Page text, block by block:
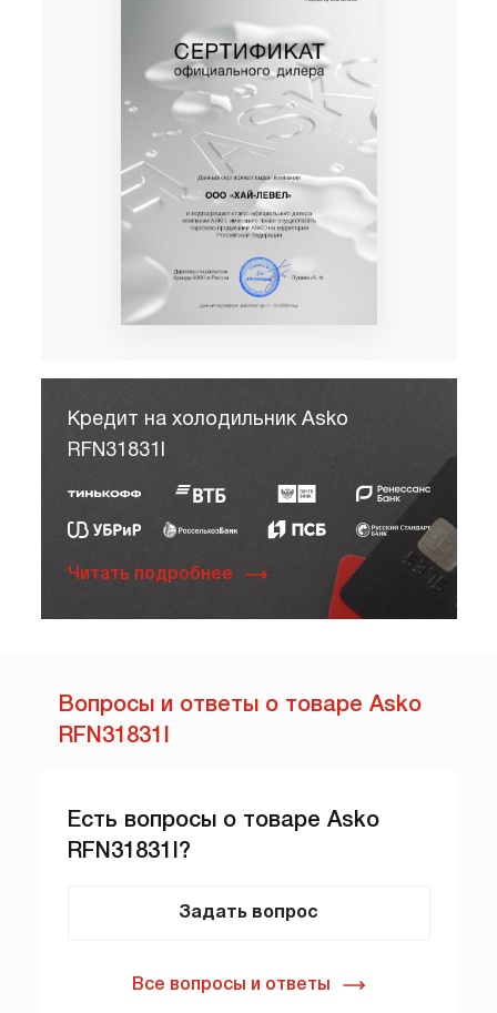
Кредит на холодильник Asko
RFN31831I
Читать подробнее
Вопросы и ответы о товаре Asko
RFN31831I
Есть вопросы о товаре Asko
RFN31831I?
Задать вопрос
Все вопросы и ответы